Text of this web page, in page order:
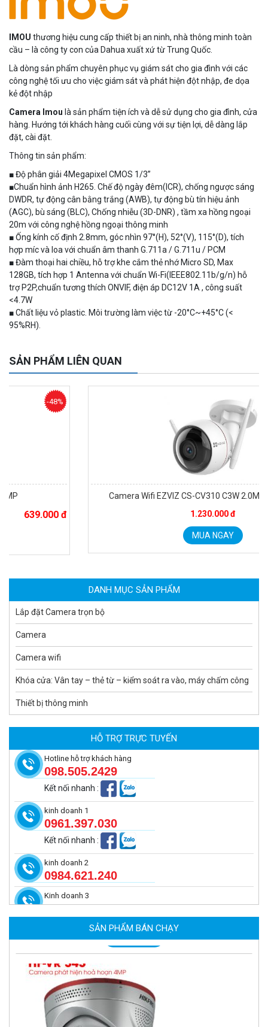
IMOU thương hiệu cung cấp thiết bị an ninh, nhà thông minh toàn
cầu – là công ty con của Dahua xuất xứ từ Trung Quốc.
Là dòng sản phẩm chuyên phục vụ giám sát cho gia đình với các
công nghệ tối ưu cho việc giám sát và phát hiện đột nhập, đe dọa
kẻ đột nhập
Camera Imou là sản phẩm tiện ích và dễ sử dụng cho gia đình, cửa
hàng. Hướng tới khách hàng cuối cùng với sự tiện lợi, dễ dàng lắp
đặt, cài đặt.
Thông tin sản phẩm:
■ Độ phân giải 4Megapixel CMOS 1/3”
■Chuẩn hình ảnh H265. Chế độ ngày đêm(ICR), chống ngược sáng
DWDR, tự động cân bằng trắng (AWB), tự động bù tín hiệu ảnh
(AGC), bù sáng (BLC), Chống nhiễu (3D-DNR) , tầm xa hồng ngoại
20m với công nghệ hồng ngoại thông minh
■ Ống kính cố định 2.8mm, góc nhìn 97°(H), 52°(V), 115°(D), tích
hợp míc và loa với chuẩn âm thanh G.711a / G.711u / PCM
■ Đàm thoại hai chiều, hỗ trợ khe cắm thẻ nhớ Micro SD, Max
128GB, tích hợp 1 Antenna với chuẩn Wi-Fi(IEEE802.11b/g/n) hỗ
trợ P2P,chuẩn tương thích ONVIF, điện áp DC12V 1A , công suất
<4.7W
■ Chất liệu vỏ plastic. Môi trường làm việc từ -20°C~+45°C (<
95%RH).
SẢN PHẨM LIÊN QUAN
Camera Wifi EZVIZ CS-CV310 C3W 2.0MP Tặng thẻ 64G
DANH MỤC SẢN PHẨM
Lắp đặt Camera trọn bộ
Camera
Camera wifi
Khóa cửa: Vân tay – thẻ từ – kiểm soát ra vào, máy chấm công
Thiết bị thông minh
HỖ TRỢ TRỰC TUYẾN
Hotline hỗ trợ khách hàng
098.505.2429
Kết nối nhanh :
kinh doanh 1
0961.397.030
Kết nối nhanh :
kinh doanh 2
0984.621.240
Kinh doanh 3
SẢN PHẨM BÁN CHẠY
Camera WiFi EZVIZ H8C 2K 4MP tích hợp Ai thông minh
1.939.000 đ
MUA NGAY
Camera tích hợp đầu báo nhiệt 2MP Hikfire HF-VH 221
Camera tích hợp đầu báo nhiệt 2MP Hikfire HF-VH 223
2.039.000 đ
MUA NGAY
Camera tích hợp đầu báo nhiệt 4MP Hikfire HF-VH 243
MUA NGAY